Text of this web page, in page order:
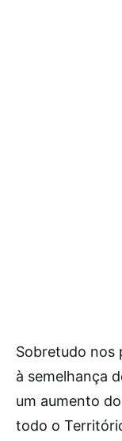
Sobretudo nos
à semelhança
um aumento
todo o